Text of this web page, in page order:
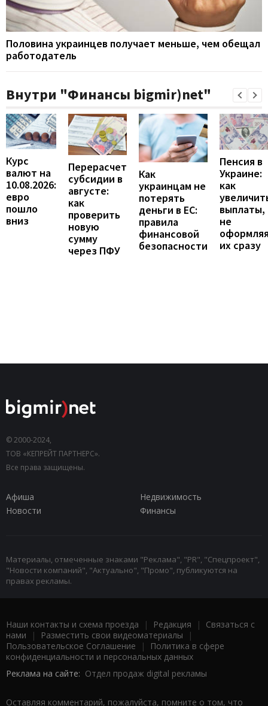
Половина украинцев получает меньше, чем обещал
работодатель
Внутри "Финансы bigmir)net"
Курс
валют на
10.08.2026:
евро
пошло
вниз
Перерасчет
субсидии в
августе:
как
проверить
новую
сумму
через ПФУ
Как
украинцам не
потерять
деньги в ЕС:
правила
финансовой
безопасности
Пенсия в
Украине:
как
выплаты,
не
их сразу
© 2000-2024,
ТОВ «КЕПРЕЙТ ПАРТНЕРС».
Все права защищены.
Афиша
Недвижимость
Новости
Финансы
Материалы, отмеченные знаками "Реклама", "PR", "Спецпроект",
"Новости компаний", "Актуально", "Промо", публикуются на
правах рекламы.
Наши контакты и схема проезда | Редакция | Связаться с
нами | Разместить свои видеоматериалы |
Пользовательское Соглашение |
Политика в сфере
конфиденциальности и персональных данных
Реклама на сайте: Отдел продаж digital рекламы
Оставляя комментарий, пожалуйста, помните о том, что